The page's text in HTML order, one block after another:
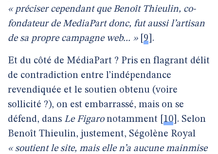
« préciser cependant que Benoît Thieulin, co-
fondateur de MediaPart donc, fut aussi l’artisan
de sa propre campagne web... »[ 9 .
Et du côté de MédiaPart ? Pris en flagrant délit
de contradiction entre l’indépendance
revendiquée et le soutien obtenu (voire
sollicité ?), on est embarrassé, mais on se
défend, dans Le Figaronotamment 10 . Selon
Benoît Thieulin, justement, Ségolène Royal
« soutient le site, mais elle n’a aucune mainmise